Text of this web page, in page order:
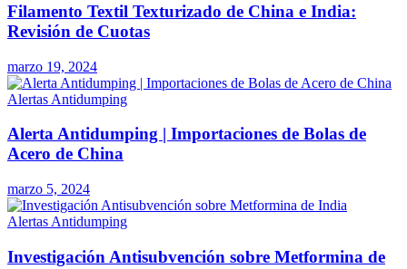
Filamento Textil Texturizado de China e India:
Revisión de Cuotas
marzo 19, 2024
Alertas Antidumping
Alerta Antidumping | Importaciones de Bolas de
Acero de China
marzo 5, 2024
Alertas Antidumping
Investigación Antisubvención sobre Metformina de